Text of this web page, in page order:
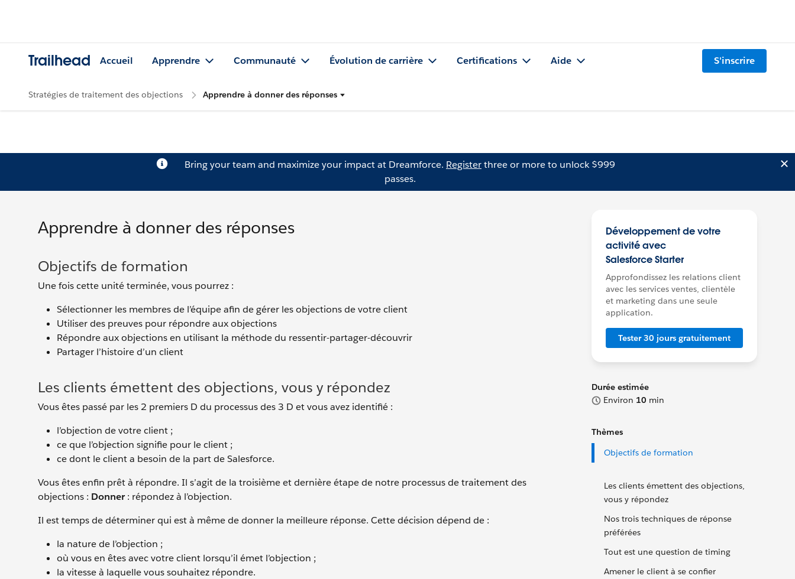
Trailhead Accueil Apprendre Communauté Évolution de carrière Certifications Aide S'inscrire
Stratégies de traitement des objections Apprendre à donner des réponses
Bring your team and maximize your impact at Dreamforce. Registerthree or more to unlock $999
passes.
Développement de votre
activité avec
Salesforce Starter
Approfondissez les relations client
avec les services ventes, clientèle
et marketing dans une seule
application.
Tester 30 jours gratuitement
Durée estimée
Environ 10 min
Thèmes
Objectifs de formation
Les clients émettent des objections,
vous y répondez
Nos trois techniques de réponse
préférées
Tout est une question de timing
Amener le client à se confier
Apprendre à donner des réponses
Objectifs de formation
Une fois cette unité terminée, vous pourrez :
Sélectionner les membres de l’équipe afin de gérer les objections de votre client
Utiliser des preuves pour répondre aux objections
Répondre aux objections en utilisant la méthode du ressentir-partager-découvrir
Partager l’histoire d’un client
Les clients émettent des objections, vous y répondez
Vous êtes passé par les 2 premiers D du processus des 3 D et vous avez identifié :
l’objection de votre client ;
ce que l’objection signifie pour le client ;
ce dont le client a besoin de la part de Salesforce.
Vous êtes enfin prêt à répondre. Il s’agit de la troisième et dernière étape de notre processus de traitement des
objections : Donner: répondez à l’objection.
Il est temps de déterminer qui est à même de donner la meilleure réponse. Cette décision dépend de :
la nature de l’objection ;
où vous en êtes avec votre client lorsqu’il émet l’objection ;
la vitesse à laquelle vous souhaitez répondre.